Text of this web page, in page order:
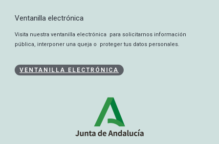
Ventanilla electrónica
Visita nuestra ventanilla electrónica para solicitarnos información
pública, interponer una queja o proteger tus datos personales.
VENTANILLA ELECTRÓNICA